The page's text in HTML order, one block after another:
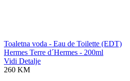
Toaletna voda - Eau de Toilette (EDT)
Hermes Terre d´Hermes - 200ml
Vidi Detalje
260 KM